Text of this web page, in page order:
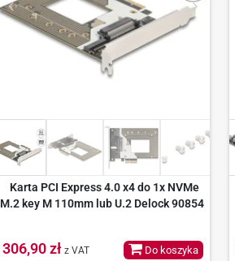
Karta PCI Express 4.0 x4 do 1x NVMe
M.2 key M 110mm lub U.2 Delock 90854
306,90 zł z VAT Do koszyka